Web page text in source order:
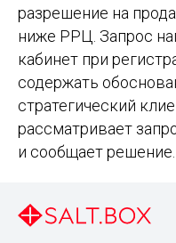
разрешение на
ниже РРЦ. Запрос
кабинет при
содержать
стратегический
рассматривает
и сообщает решение.